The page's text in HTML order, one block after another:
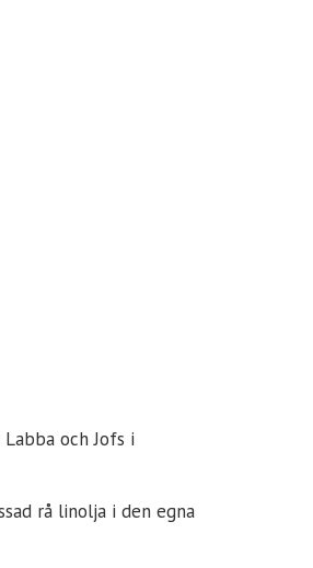
och Jofs i
rå linolja i den egna